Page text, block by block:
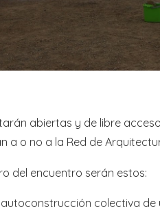
abiertas y de libre
a o no a la Red de
del encuentro serán estos:
autoconstrucción colectiva